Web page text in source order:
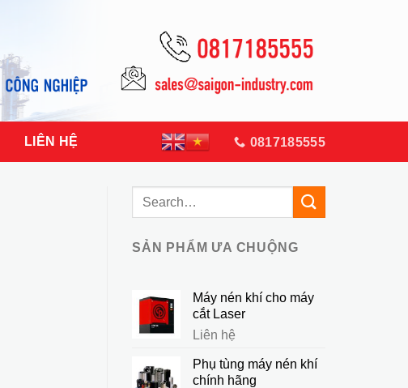
LIÊN HỆ 0817185555
SẢN PHẨM ƯA CHUỘNG
Máy nén khí cho máy
cắt Laser
Liên hệ
Phụ tùng máy nén khí
chính hãng